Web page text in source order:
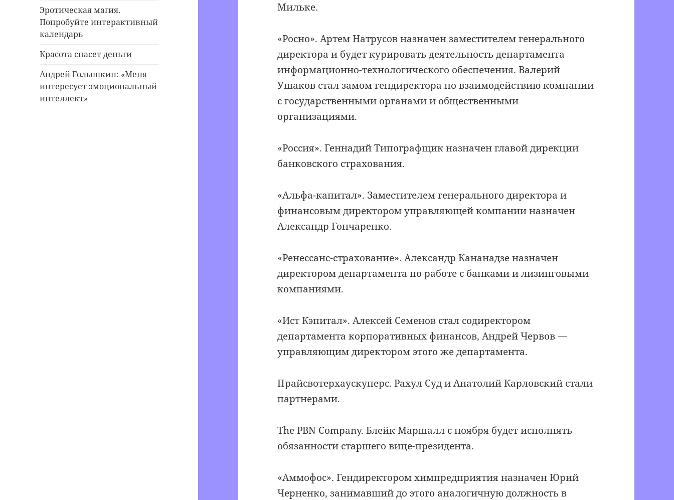
Эротическая магия.
Попробуйте интерактивный
календарь
Красота спасет деньги
Андрей Голышкин: «Меня
интересует эмоциональный
интеллект»
Мильке.
«Росно». Артем Натрусов назначен заместителем генерального
директора и будет курировать деятельность департамента
информационно-технологического обеспечения. Валерий
Ушаков стал замом гендиректора по взаимодействию компании
с государственными органами и общественными
организациями.
«Россия». Геннадий Типографщик назначен главой дирекции
банковского страхования.
«Альфа-капитал». Заместителем генерального директора и
финансовым директором управляющей компании назначен
Александр Гончаренко.
«Ренессанс-cтрахование». Александр Кананадзе назначен
директором департамента по работе с банками и лизинговыми
компаниями.
«Ист Кэпитал». Алексей Семенов стал содиректором
департамента корпоративных финансов, Андрей Червов —
управляющим директором этого же департамента.
Прайсвотерхаускуперс. Рахул Суд и Анатолий Карловский стали
партнерами.
The PBN Company. Блейк Маршалл с ноября будет исполнять
обязанности старшего вице-президента.
«Аммофос». Гендиректором химпредприятия назначен Юрий
Черненко, занимавший до этого аналогичную должность в